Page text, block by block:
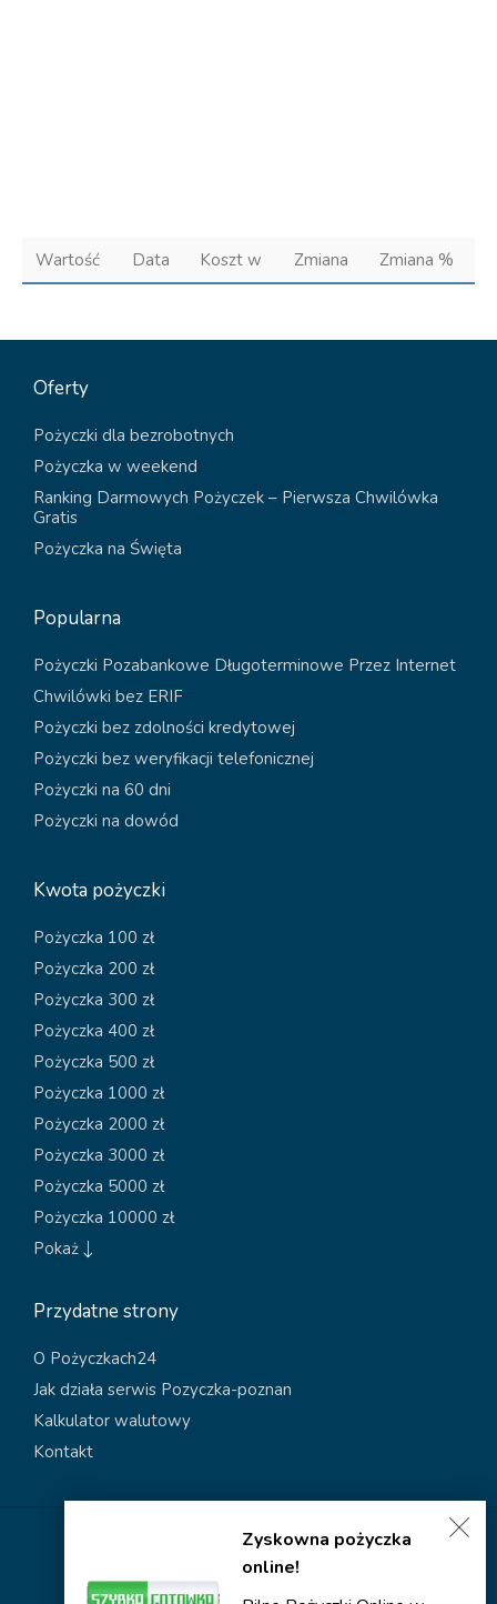
Wartość Data Koszt w Zmiana Zmiana %
Zyskowna pożyczka
online!
Oferty
Pożyczki dla bezrobotnych
Pożyczka w weekend
Ranking Darmowych Pożyczek – Pierwsza Chwilówka
Gratis
Pożyczka na Święta
Popularna
Pożyczki Pozabankowe Długoterminowe Przez Internet
Chwilówki bez ERIF
Pożyczki bez zdolności kredytowej
Pożyczki bez weryfikacji telefonicznej
Pożyczki na 60 dni
Pożyczki na dowód
Kwota pożyczki
Pożyczka 100 zł
Pożyczka 200 zł
Pożyczka 300 zł
Pożyczka 400 zł
Pożyczka 500 zł
Pożyczka 1000 zł
Pożyczka 2000 zł
Pożyczka 3000 zł
Pożyczka 5000 zł
Pożyczka 10000 zł
Pokaż
Przydatne strony
O Pożyczkach24
Jak działa serwis Pozyczka-poznan
Kalkulator walutowy
Kontakt
Polityka dotycząca plików cookies
Polityka prywatności